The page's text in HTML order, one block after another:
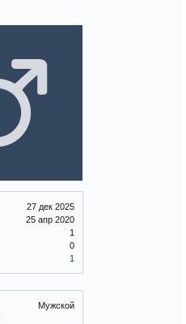
27 дек 2025
25 апр 2020
1
0
1
Мужской